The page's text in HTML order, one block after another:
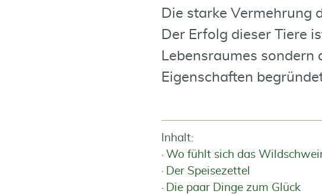
Die starke Vermehrung
Der Erfolg dieser Tiere
Lebensraumes
Eigenschaften
Inhalt:
Wo fühlt sich das
Der Speisezettel
Die paar Dinge zum Glück